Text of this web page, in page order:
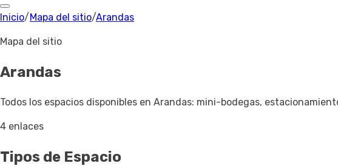
Inicio/Mapa del sitio/Arandas
Mapa del sitio
Arandas
Todos los espacios disponibles en Arandas: mini-bodegas,
4 enlaces
Tipos de Espacio